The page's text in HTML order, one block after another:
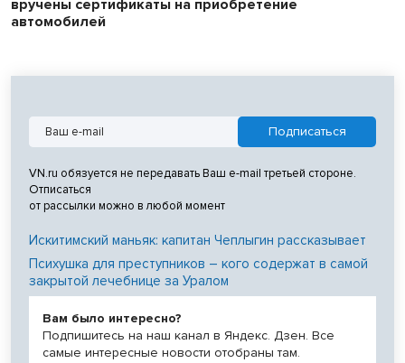
вручены сертификаты на приобретение
автомобилей
VN.ru обязуется не передавать Ваш e-mail третьей стороне.
Отписаться
от рассылки можно в любой момент
Искитимский маньяк: капитан Чеплыгин рассказывает
Психушка для преступников – кого содержат в самой
закрытой лечебнице за Уралом
Вам было интересно?
Подпишитесь на наш канал в Яндекс. Дзен. Все
самые интересные новости отобраны там.